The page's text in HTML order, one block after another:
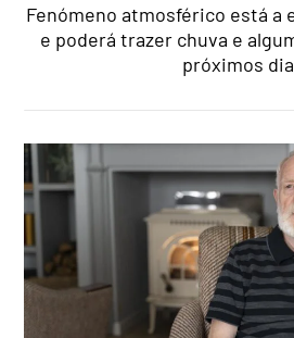
Fenómeno atmosférico está a
e poderá trazer chuva e
próximos